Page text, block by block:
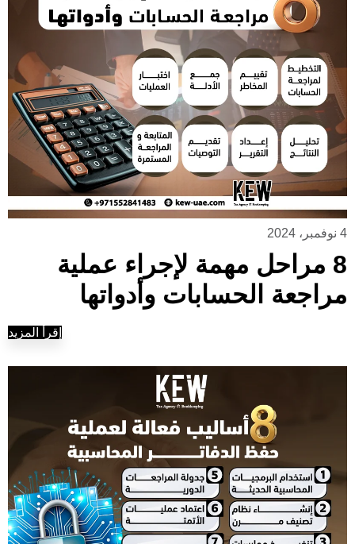
4 نوفمبر، 2024
8 مراحل مهمة لإجراء عملية
مراجعة الحسابات وأدواتها
إقرأ المزيد